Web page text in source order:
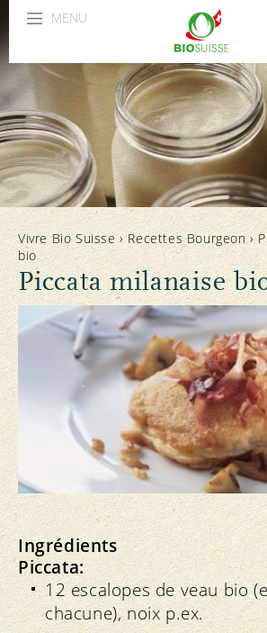
MENU
Vivre Bio Suisse › Recettes Bourgeon›
bio
Piccata milanaise
Ingrédients
Piccata:
12 escalopes de veau bio
chacune), noix p.ex.